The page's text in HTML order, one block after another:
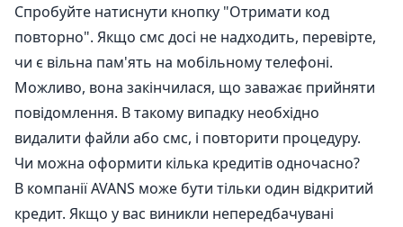
Спробуйте натиснути кнопку "Отримати код
повторно". Якщо смс досі не надходить, перевірте,
чи є вільна пам'ять на мобільному телефоні.
Можливо, вона закінчилася, що заважає прийняти
повідомлення. В такому випадку необхідно
видалити файли або смс, і повторити процедуру.
Чи можна оформити кілька кредитів одночасно?
В компанії AVANS може бути тільки один відкритий
кредит. Якщо у вас виникли непередбачувані